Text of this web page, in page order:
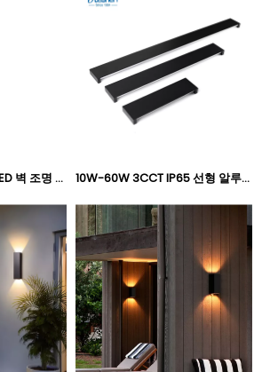
색상 조절 조명 IP20 LED 벽 조명 LBD42120A-24 LBD42120AT-24 LBD42120B-24 LBD42120BT-24 10W-60W 3CCT IP65 선형 알루미늄 LED 벽 조명, 긴 실외 수직 벽 램프 Oteshen LBD5530-10 / LBD5560-20 / LBD5590-30 / LBD55120-40 / LBD55150-50 / LBD55180-60